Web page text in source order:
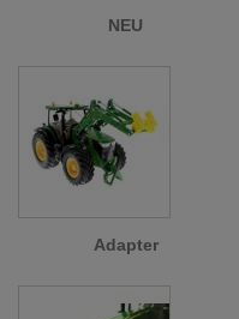
NEU
Adapter